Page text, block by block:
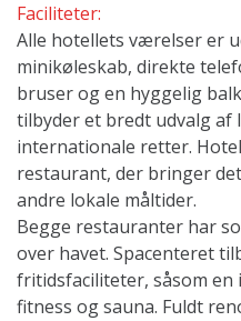
Faciliteter:
Alle hotellets værelser er
minikøleskab, direkte
bruser og en hyggelig
tilbyder et bredt udvalg
internationale retter.
restaurant, der bringer
andre lokale måltider.
Begge restauranter har
over havet. Spacenteret
fritidsfaciliteter, såsom en
fitness og sauna. Fuldt